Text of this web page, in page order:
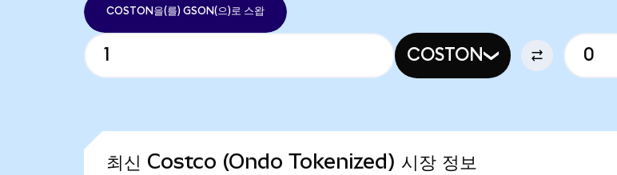
COSTON을(를) GSON(으)로 스왑
COSTON
최신 Costco (Ondo Tokenized) 시장 정보